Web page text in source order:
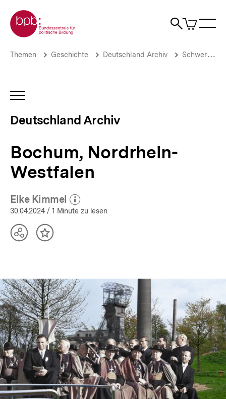
zum
Seiteninhalt
springen
Zur Startseite der bpb
Suche
Artikel
im
Bochum,
Deutschland
Archiv
bpb.de
Brotkrümelnavigation
Pfadnavigation
Themen Geschichte Deutschland Archiv Schwerpunkte
INHALTSNAVIGATION
Deutschland Archiv
Bochum, Nordrhein-
Westfalen
Elke Kimmel
(Mehr zum Autor)
öffnen
30.04.2024 / 1 Minute zu lesen
TeilenInhalt